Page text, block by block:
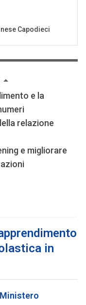
e la
relazione
e migliorare
in
Ministero